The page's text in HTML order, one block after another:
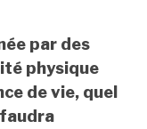
par des
physique
de vie, quel
faudra